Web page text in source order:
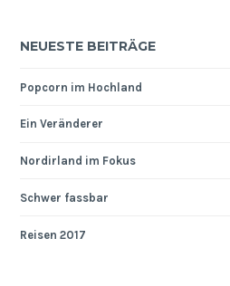
NEUESTE BEITRÄGE
Popcorn im Hochland
Ein Veränderer
Nordirland im Fokus
Schwer fassbar
Reisen 2017